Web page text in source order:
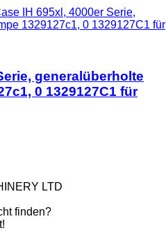
IH 695xl, 4000er Serie,
1329127c1, 0 1329127C1 für
generalüberholte
0 1329127C1 für
LTD
finden?